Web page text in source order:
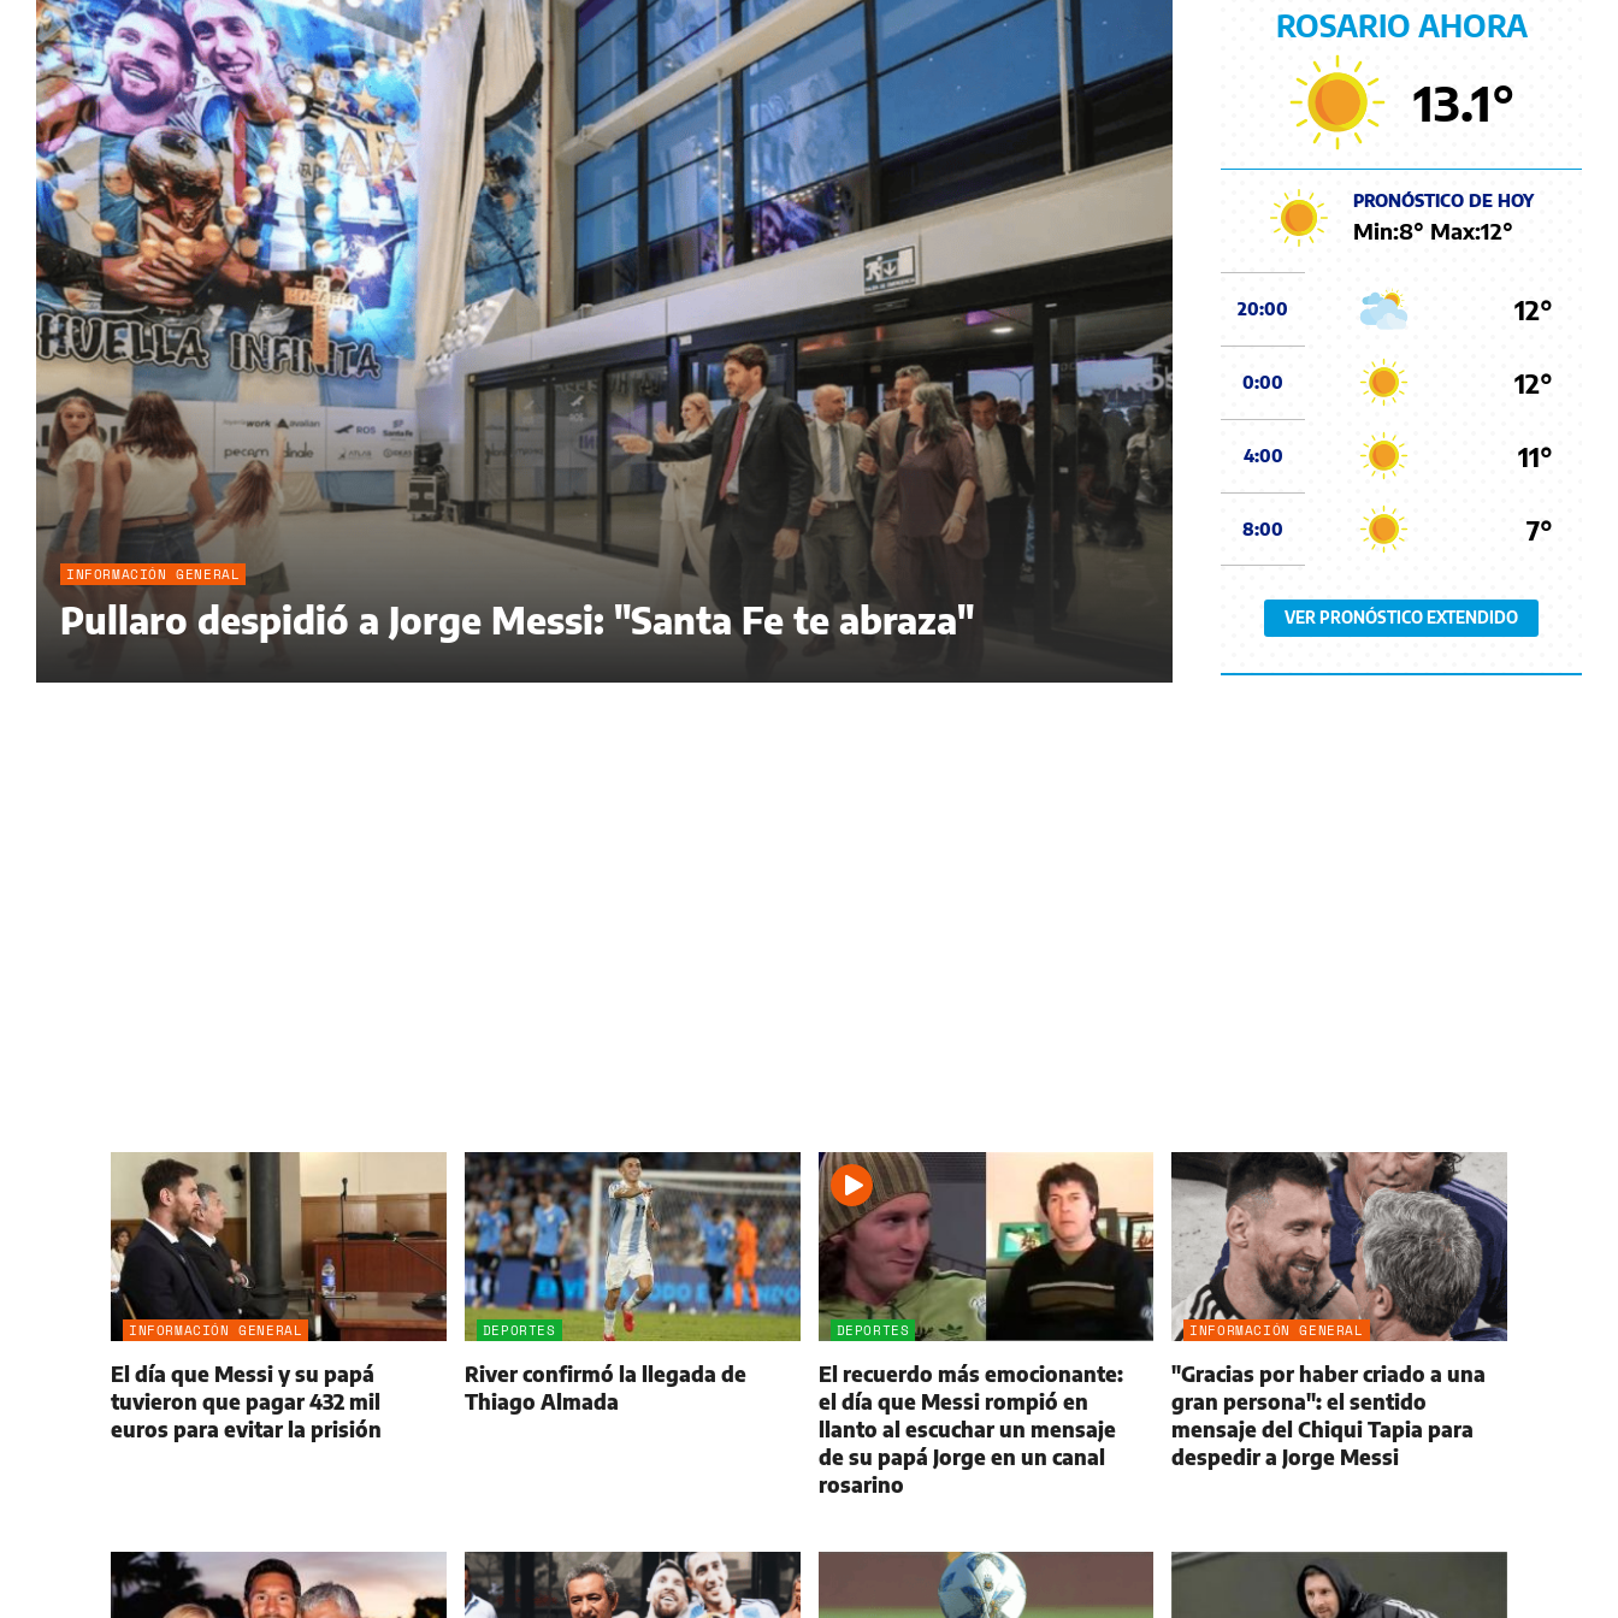
INFORMACIÓN GENERAL
Pullaro despidió a Jorge Messi: "Santa Fe te abraza"
ROSARIO AHORA
13.1°
PRONÓSTICO DE HOY
Min:8° Max:12°
20:00 12°
0:00 12°
4:00 11°
8:00 7°
VER PRONÓSTICO EXTENDIDO
INFORMACIÓN GENERAL
El día que Messi y su papá
tuvieron que pagar 432 mil
euros para evitar la prisión
DEPORTES
River confirmó la llegada de
Thiago Almada
DEPORTES
El recuerdo más emocionante:
el día que Messi rompió en
llanto al escuchar un mensaje
de su papá Jorge en un canal
rosarino
INFORMACIÓN GENERAL
"Gracias por haber criado a una
gran persona": el sentido
mensaje del Chiqui Tapia para
despedir a Jorge Messi